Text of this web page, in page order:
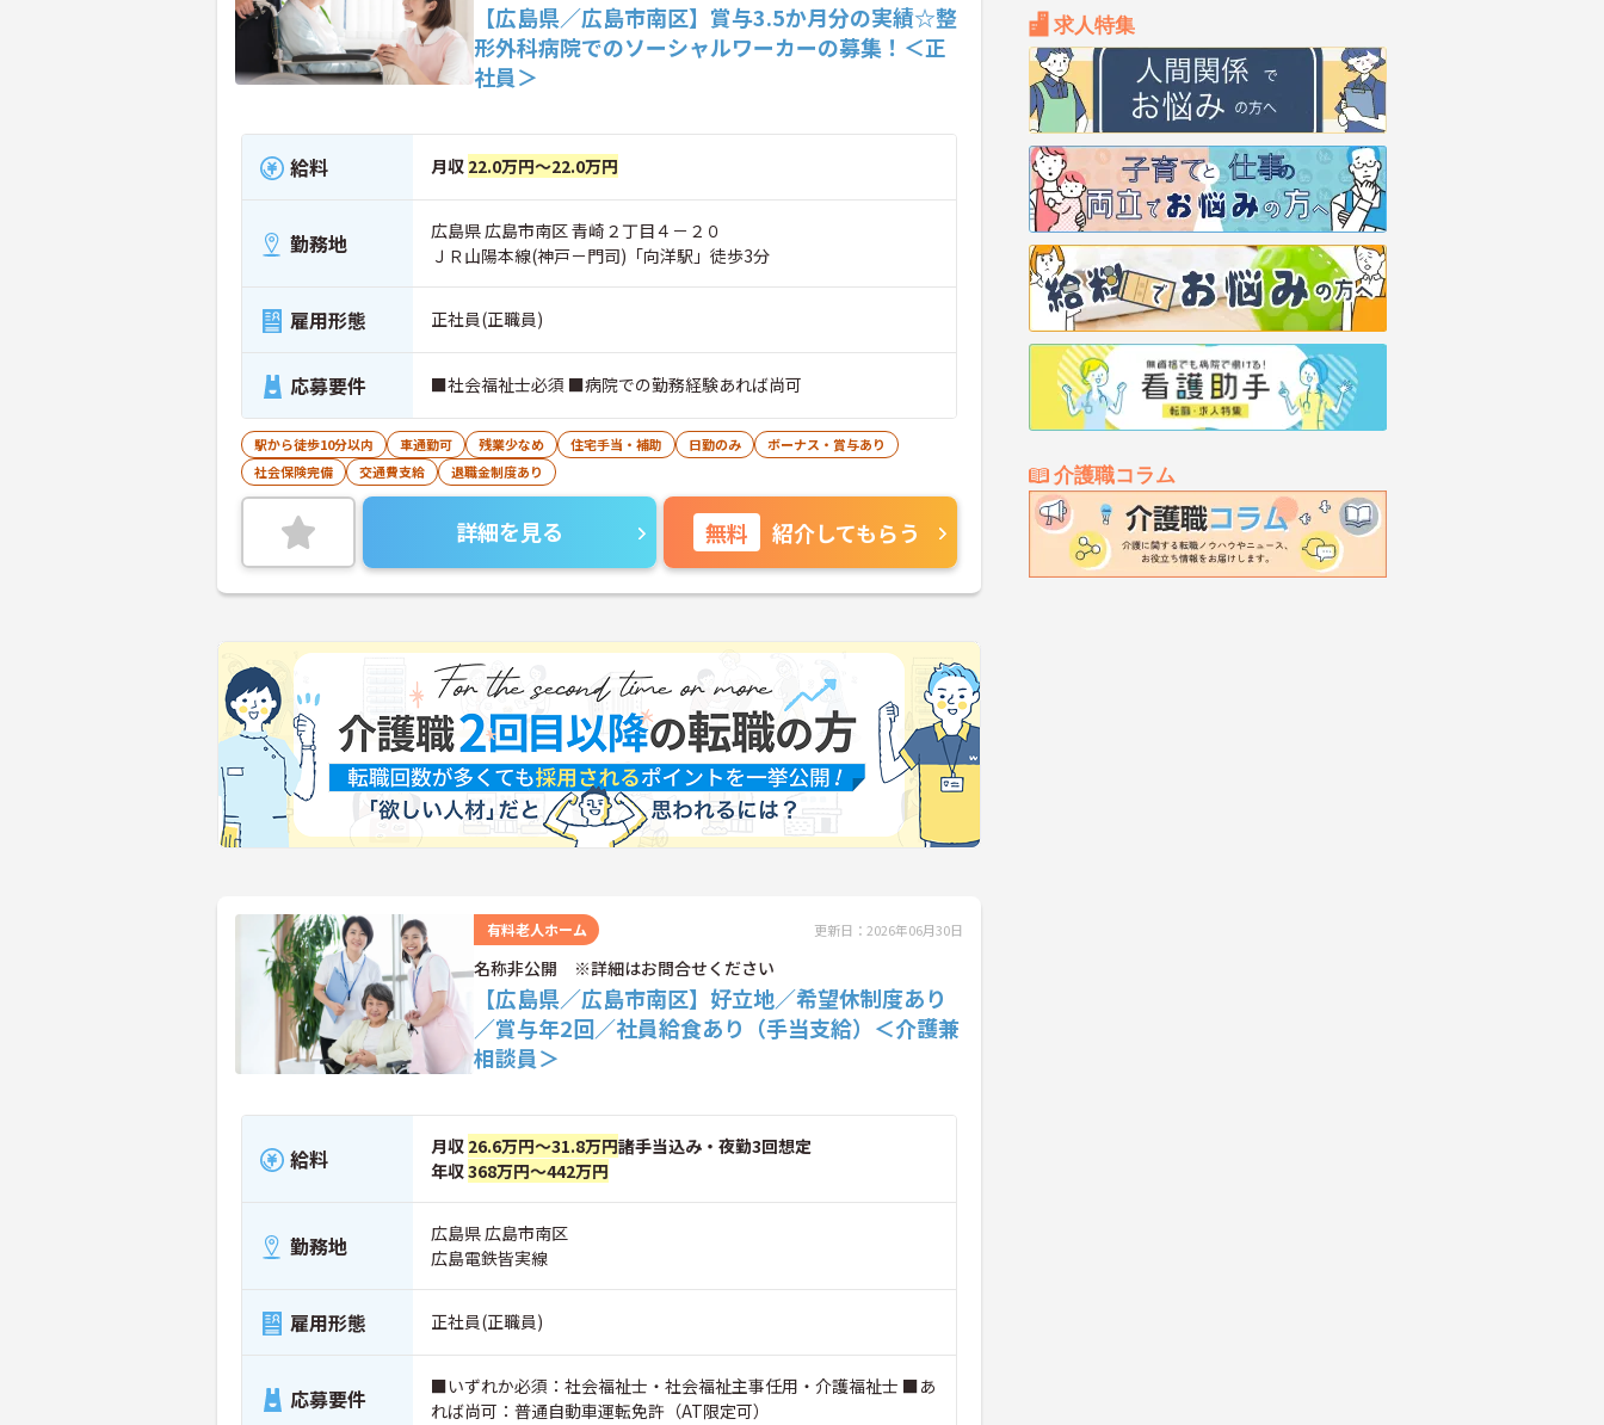
求人特集
介護職コラム
【広島県／広島市南区】賞与3.5か月分の実績☆整
形外科病院でのソーシャルワーカーの募集！＜正
社員＞
給料 月収 22.0万円～22.0万円
勤務地
広島県 広島市南区 青崎２丁目４－２０
ＪＲ山陽本線(神戸－門司)「向洋駅」徒歩3分
雇用形態 正社員(正職員)
応募要件 ■社会福祉士必須 ■病院での勤務経験あれば尚可
駅から徒歩10分以内 車通勤可 残業少なめ 住宅手当・補助 日勤のみ
ボーナス・賞与あり
社会保険完備
交通費支給 退職金制度あり
詳細を見る 無料 紹介してもらう
有料老人ホーム 更新日：2026年06月30日
名称非公開 ※詳細はお問合せください
【広島県／広島市南区】好立地／希望休制度あり
／賞与年2回／社員給食あり（手当支給）＜介護兼
相談員＞
給料 月収 26.6万円～31.8万円諸手当込み・夜勤3回想定
年収368万円～442万円
勤務地
広島県 広島市南区
広島電鉄皆実線
雇用形態 正社員(正職員)
応募要件
■いずれか必須：社会福祉士・社会福祉主事任用・介護福祉士 ■あ
れば尚可：普通自動車運転免許（AT限定可）